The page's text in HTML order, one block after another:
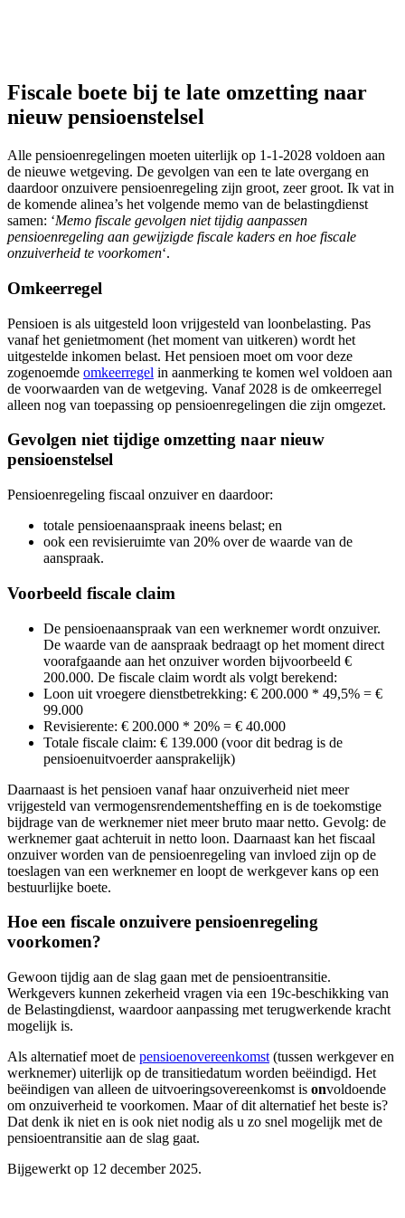
Fiscale boete bij te late omzetting naar
nieuw pensioenstelsel
Alle pensioenregelingen moeten uiterlijk op 1-1-2028 voldoen aan
de nieuwe wetgeving. De gevolgen van een te late overgang en
daardoor onzuivere pensioenregeling zijn groot, zeer groot. Ik vat in
de komende alinea’s het volgende memo van de belastingdienst
samen: ‘Memo fiscale gevolgen niet tijdig aanpassen
pensioenregeling aan gewijzigde fiscale kaders en hoe fiscale
onzuiverheid te voorkomen‘.
Omkeerregel
Pensioen is als uitgesteld loon vrijgesteld van loonbelasting. Pas
vanaf het genietmoment (het moment van uitkeren) wordt het
uitgestelde inkomen belast. Het pensioen moet om voor deze
zogenoemde omkeerregel in aanmerking te komen wel voldoen aan
de voorwaarden van de wetgeving. Vanaf 2028 is de omkeerregel
alleen nog van toepassing op pensioenregelingen die zijn omgezet.
Gevolgen niet tijdige omzetting naar nieuw
pensioenstelsel
Pensioenregeling fiscaal onzuiver en daardoor:
totale pensioenaanspraak ineens belast; en
ook een revisieruimte van 20% over de waarde van de
aanspraak.
Voorbeeld fiscale claim
De pensioenaanspraak van een werknemer wordt onzuiver.
De waarde van de aanspraak bedraagt op het moment direct
voorafgaande aan het onzuiver worden bijvoorbeeld €
200.000. De fiscale claim wordt als volgt berekend:
Loon uit vroegere dienstbetrekking: € 200.000 * 49,5% = €
99.000
Revisierente: € 200.000 * 20% = € 40.000
Totale fiscale claim: € 139.000 (voor dit bedrag is de
pensioenuitvoerder aansprakelijk)
Daarnaast is het pensioen vanaf haar onzuiverheid niet meer
vrijgesteld van vermogensrendementsheffing en is de toekomstige
bijdrage van de werknemer niet meer bruto maar netto. Gevolg: de
werknemer gaat achteruit in netto loon. Daarnaast kan het fiscaal
onzuiver worden van de pensioenregeling van invloed zijn op de
toeslagen van een werknemer en loopt de werkgever kans op een
bestuurlijke boete.
Hoe een fiscale onzuivere pensioenregeling
voorkomen?
Gewoon tijdig aan de slag gaan met de pensioentransitie.
Werkgevers kunnen zekerheid vragen via een 19c-beschikking van
de Belastingdienst, waardoor aanpassing met terugwerkende kracht
mogelijk is.
Als alternatief moet de pensioenovereenkomst (tussen werkgever en
werknemer) uiterlijk op de transitiedatum worden beëindigd. Het
beëindigen van alleen de uitvoeringsovereenkomst is onvoldoende
om onzuiverheid te voorkomen. Maar of dit alternatief het beste is?
Dat denk ik niet en is ook niet nodig als u zo snel mogelijk met de
pensioentransitie aan de slag gaat.
Bijgewerkt op 12 december 2025.